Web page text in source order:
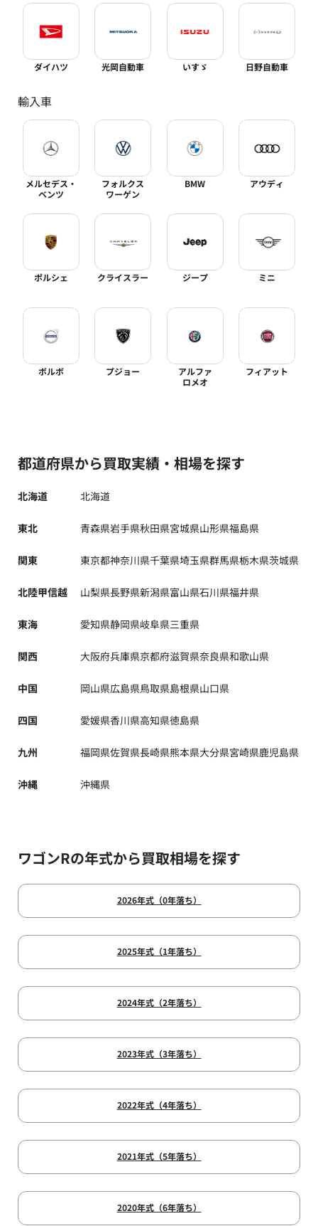
ダイハツ 光岡自動車 いすゞ 日野自動車
輸入車
メルセデス・
ベンツ
フォルクス
ワーゲン
BMW アウディ
ポルシェ クライスラー ジープ ミニ
ボルボ プジョー
アルファ
ロメオ
フィアット
都道府県から買取実績・相場を探す
北海道 北海道
東北 青森県岩手県秋田県宮城県山形県福島県
関東 東京都神奈川県千葉県埼玉県群馬県栃木県茨城県
北陸甲信越 山梨県長野県新潟県富山県石川県福井県
東海 愛知県静岡県岐阜県三重県
関西 大阪府兵庫県京都府滋賀県奈良県和歌山県
中国 岡山県広島県鳥取県島根県山口県
四国 愛媛県香川県高知県徳島県
九州 福岡県佐賀県長崎県熊本県大分県宮崎県鹿児島県
沖縄 沖縄県
ワゴンRの年式から買取相場を探す
2026年式（0年落ち）
2025年式（1年落ち）
2024年式（2年落ち）
2023年式（3年落ち）
2022年式（4年落ち）
2021年式（5年落ち）
2020年式（6年落ち）